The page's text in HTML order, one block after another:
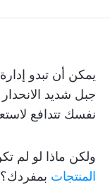
يمكن أن تبدو
جبل شديد
نفسك تتدافع
ولكن ماذا لو لم
المنتجات بمفردك؟